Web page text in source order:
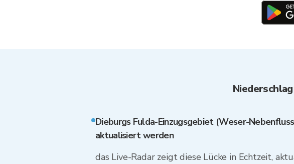
Dieburgs Fulda-Einzugsgebiet (Weser-
aktualisiert werden
das Live-Radar zeigt diese Lücke in Echtzeit,